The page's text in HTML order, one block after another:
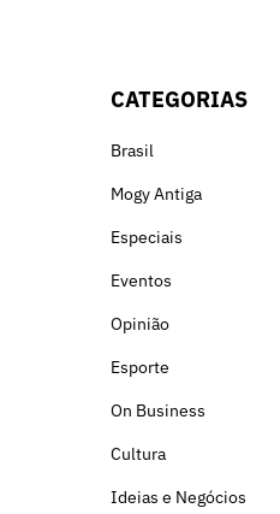
CATEGORIAS
Brasil
Mogy Antiga
Especiais
Eventos
Opinião
Esporte
On Business
Cultura
Ideias e Negócios